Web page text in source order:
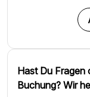
Hast Du Fragen
Buchung? Wir